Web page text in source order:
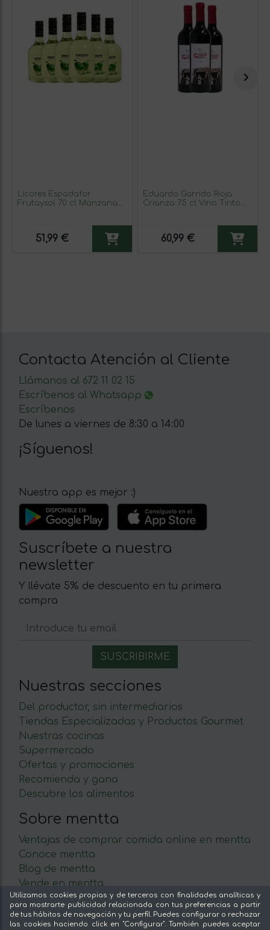
Licores Espadafor
Frutaysol 70 cl Manzana
51,99 €
Eduardo Garrido Rioja
Crianza 75 cl Vino Tinto
60,99 €
Contacta Atención al Cliente
Llámanos al 672 11 02 15
Escríbenos al Whatsapp
Escríbenos
De lunes a viernes de 8:30 a 14:00
¡Síguenos!
Nuestra app es mejor :)
Suscríbete a nuestra
newsletter
Y llévate 5% de descuento en tu primera
compra
Nuestras secciones
Del productor, sin intermediarios
Tiendas Especializadas y Productos Gourmet
Nuestras cocinas
Supermercado
Ofertas y promociones
Recomienda y gana
Descubre los alimentos
Sobre mentta
Ventajas de comprar comida online en mentta
Conoce mentta
Blog de mentta
Vende en mentta
Fidelización
Preguntas frecuentes
Utilizamos cookies propias y de terceros con finalidades analíticas y
para mostrarte publicidad relacionada con tus preferencias a partir
de tus hábitos de navegación y tu perfil. Puedes configurar o rechazar
las cookies haciendo click en "Configurar". También puedes aceptar